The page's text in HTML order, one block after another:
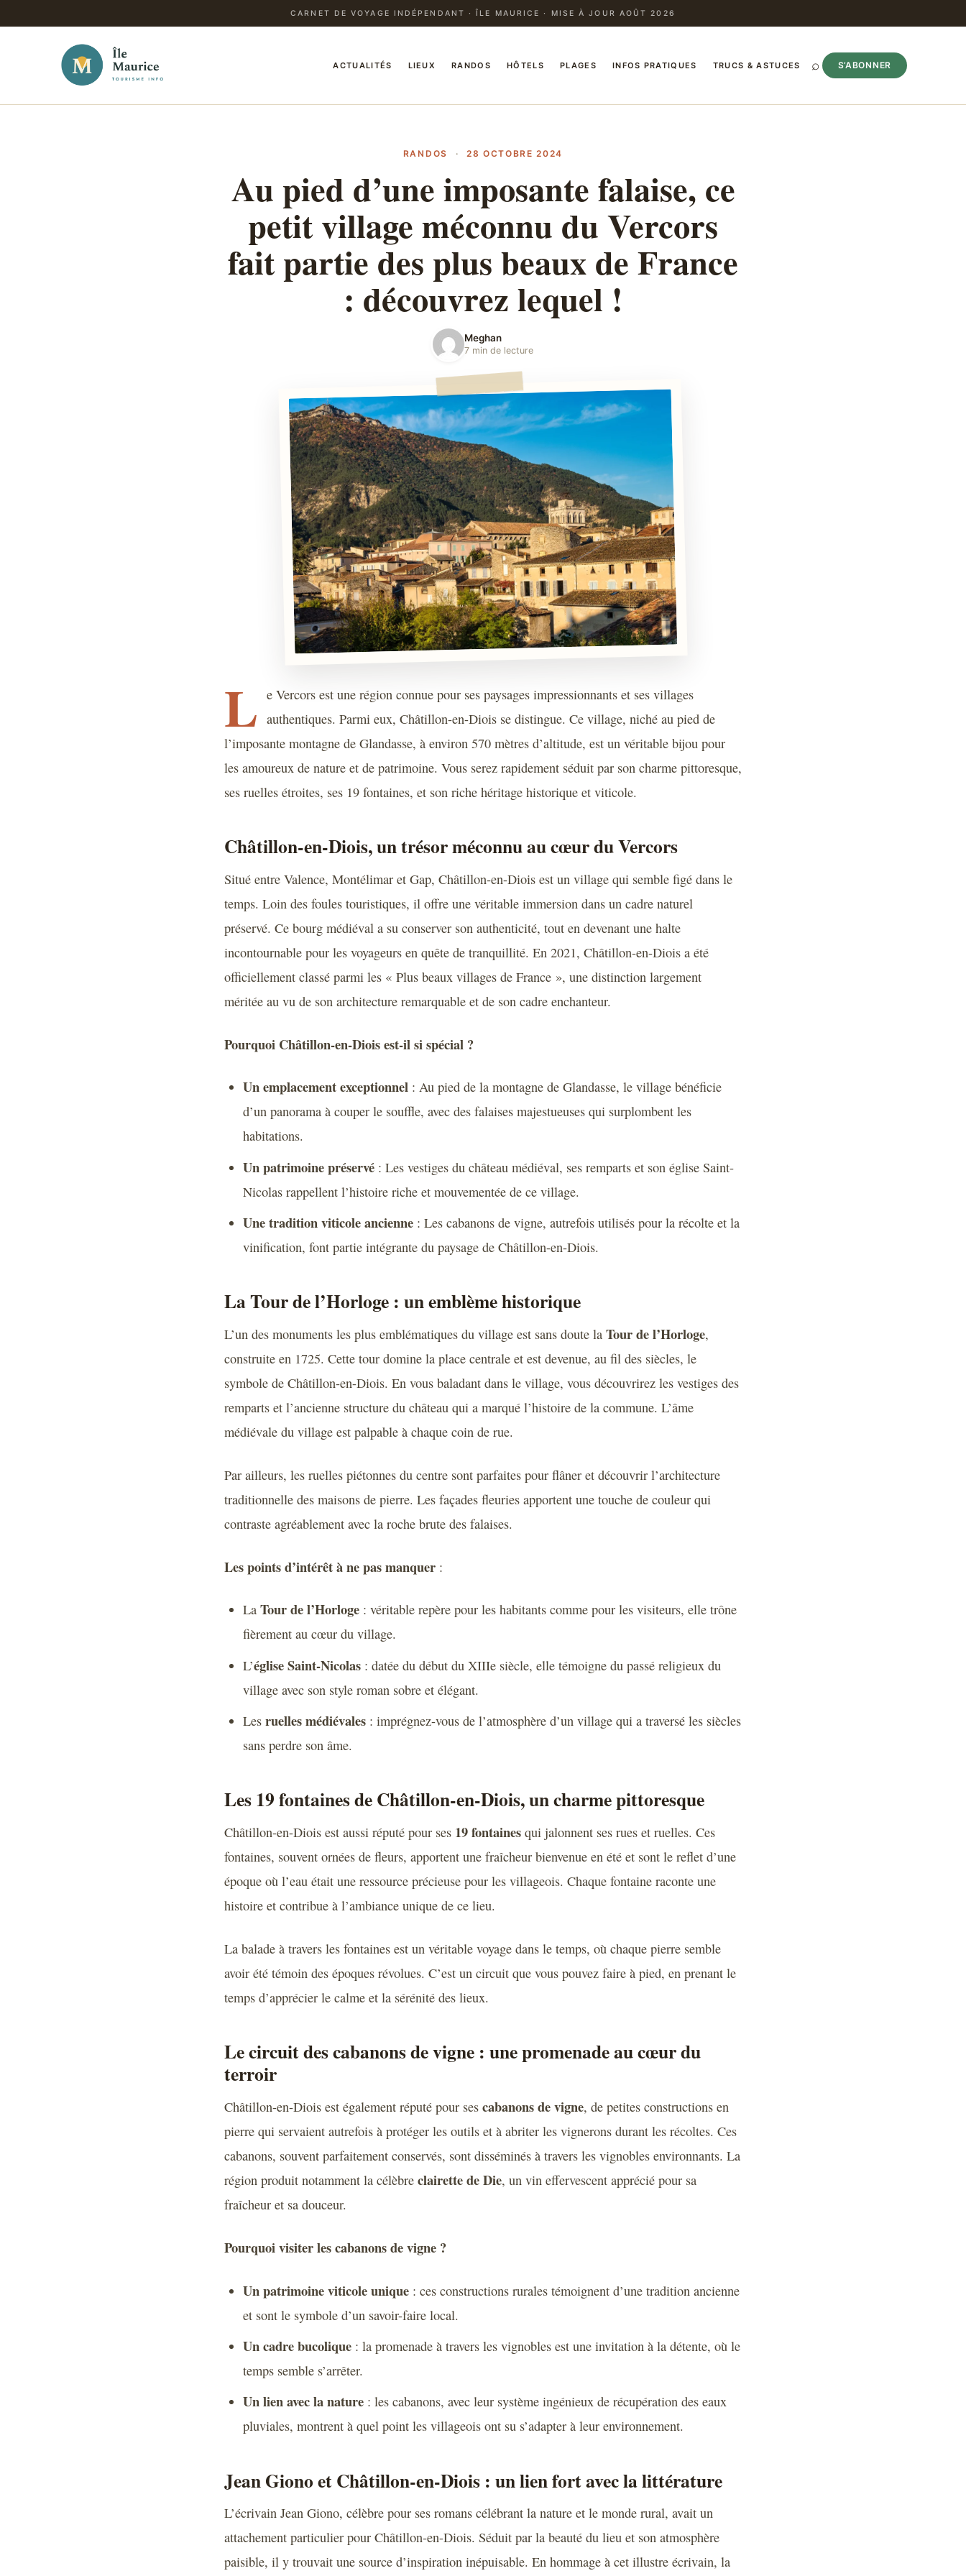
CARNET DE VOYAGE INDÉPENDANT · ÎLE MAURICE · MISE À JOUR AOÛT 2026
ACTUALITÉS LIEUX RANDOS HÔTELS PLAGES INFOS PRATIQUES TRUCS & ASTUCES ⌕ S’ABONNER
RANDOS · 28 OCTOBRE 2024
Au pied d’une imposante falaise, ce
petit village méconnu du Vercors
fait partie des plus beaux de France
: découvrez lequel !
Meghan
7 min de lecture
L e Vercors est une région connue pour ses paysages impressionnants et ses villages
authentiques. Parmi eux, Châtillon-en-Diois se distingue. Ce village, niché au pied de
l’imposante montagne de Glandasse, à environ 570 mètres d’altitude, est un véritable bijou pour
les amoureux de nature et de patrimoine. Vous serez rapidement séduit par son charme pittoresque,
ses ruelles étroites, ses 19 fontaines, et son riche héritage historique et viticole.
Châtillon-en-Diois, un trésor méconnu au cœur du Vercors
Situé entre Valence, Montélimar et Gap, Châtillon-en-Diois est un village qui semble figé dans le
temps. Loin des foules touristiques, il offre une véritable immersion dans un cadre naturel
préservé. Ce bourg médiéval a su conserver son authenticité, tout en devenant une halte
incontournable pour les voyageurs en quête de tranquillité. En 2021, Châtillon-en-Diois a été
officiellement classé parmi les « Plus beaux villages de France », une distinction largement
méritée au vu de son architecture remarquable et de son cadre enchanteur.
Pourquoi Châtillon-en-Diois est-il si spécial ?
Un emplacement exceptionnel: Au pied de la montagne de Glandasse, le village bénéficie
d’un panorama à couper le souffle, avec des falaises majestueuses qui surplombent les
habitations.
Un patrimoine préservé: Les vestiges du château médiéval, ses remparts et son église Saint-
Nicolas rappellent l’histoire riche et mouvementée de ce village.
Une tradition viticole ancienne: Les cabanons de vigne, autrefois utilisés pour la récolte et la
vinification, font partie intégrante du paysage de Châtillon-en-Diois.
La Tour de l’Horloge : un emblème historique
L’un des monuments les plus emblématiques du village est sans doute la Tour de l’Horloge,
construite en 1725. Cette tour domine la place centrale et est devenue, au fil des siècles, le
symbole de Châtillon-en-Diois. En vous baladant dans le village, vous découvrirez les vestiges des
remparts et l’ancienne structure du château qui a marqué l’histoire de la commune. L’âme
médiévale du village est palpable à chaque coin de rue.
Par ailleurs, les ruelles piétonnes du centre sont parfaites pour flâner et découvrir l’architecture
traditionnelle des maisons de pierre. Les façades fleuries apportent une touche de couleur qui
contraste agréablement avec la roche brute des falaises.
Les points d’intérêt à ne pas manquer :
La Tour de l’Horloge: véritable repère pour les habitants comme pour les visiteurs, elle trône
fièrement au cœur du village.
L’église Saint-Nicolas: datée du début du XIIIe siècle, elle témoigne du passé religieux du
village avec son style roman sobre et élégant.
Les ruelles médiévales: imprégnez-vous de l’atmosphère d’un village qui a traversé les siècles
sans perdre son âme.
Les 19 fontaines de Châtillon-en-Diois, un charme pittoresque
Châtillon-en-Diois est aussi réputé pour ses 19 fontaines qui jalonnent ses rues et ruelles. Ces
fontaines, souvent ornées de fleurs, apportent une fraîcheur bienvenue en été et sont le reflet d’une
époque où l’eau était une ressource précieuse pour les villageois. Chaque fontaine raconte une
histoire et contribue à l’ambiance unique de ce lieu.
La balade à travers les fontaines est un véritable voyage dans le temps, où chaque pierre semble
avoir été témoin des époques révolues. C’est un circuit que vous pouvez faire à pied, en prenant le
temps d’apprécier le calme et la sérénité des lieux.
Le circuit des cabanons de vigne : une promenade au cœur du
terroir
Châtillon-en-Diois est également réputé pour ses cabanons de vigne, de petites constructions en
pierre qui servaient autrefois à protéger les outils et à abriter les vignerons durant les récoltes. Ces
cabanons, souvent parfaitement conservés, sont disséminés à travers les vignobles environnants. La
région produit notamment la célèbre clairette de Die, un vin effervescent apprécié pour sa
fraîcheur et sa douceur.
Pourquoi visiter les cabanons de vigne ?
Un patrimoine viticole unique: ces constructions rurales témoignent d’une tradition ancienne
et sont le symbole d’un savoir-faire local.
Un cadre bucolique: la promenade à travers les vignobles est une invitation à la détente, où le
temps semble s’arrêter.
Un lien avec la nature: les cabanons, avec leur système ingénieux de récupération des eaux
pluviales, montrent à quel point les villageois ont su s’adapter à leur environnement.
Jean Giono et Châtillon-en-Diois : un lien fort avec la littérature
L’écrivain Jean Giono, célèbre pour ses romans célébrant la nature et le monde rural, avait un
attachement particulier pour Châtillon-en-Diois. Séduit par la beauté du lieu et son atmosphère
paisible, il y trouvait une source d’inspiration inépuisable. En hommage à cet illustre écrivain, la